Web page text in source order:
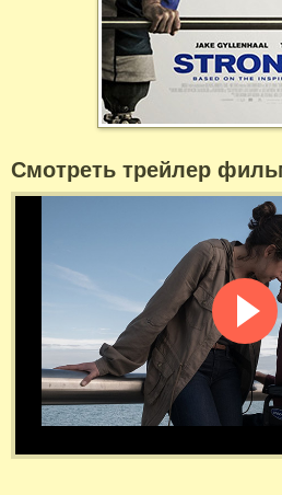
Смотреть трейлер